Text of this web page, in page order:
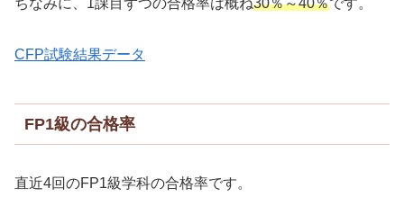
ちなみに、1課目ずつの合格率は概ね30％～40％です。
CFP試験結果データ
FP1級の合格率
直近4回のFP1級学科の合格率です。